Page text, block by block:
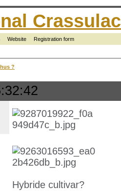
Website Registration form
?
Hybride cultivar?